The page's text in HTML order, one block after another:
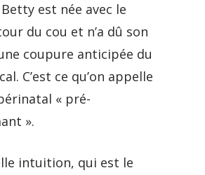
est née avec le
du cou et n’a dû son
coupure anticipée du
C’est ce qu’on appelle
« pré-
».
intuition, qui est le